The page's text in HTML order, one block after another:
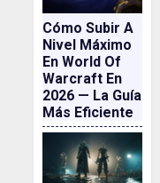
Cómo Subir A
Nivel Máximo
En World Of
Warcraft En
2026 — La Guía
Más Eficiente